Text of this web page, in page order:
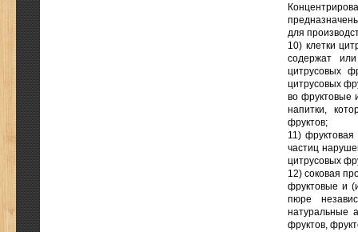
для
10) клетки
содержат
цитрусовых
цитрусовых
во фруктовые
напитки,
фруктов;
11)
частиц
цитрусовых
12) соковая
фруктовые и
пюре
натуральные
фруктов,